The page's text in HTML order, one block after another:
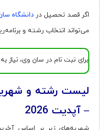
اگر قصد تحصیل در دانشگاه
می‌تواند انتخاب رشته و
برای ثبت نام در سان وی، نیاز
لیست رشته و
– آپدیت 2026